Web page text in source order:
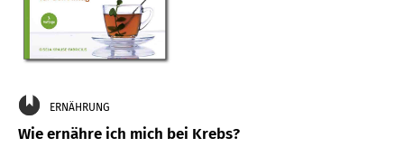
ERNÄHRUNG
Wie ernähre ich mich bei Krebs?